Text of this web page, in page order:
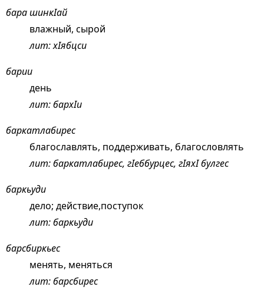
бара шинкIай
влажный, сырой
лит: хIябцси
барии
день
лит: бархIи
баркатлабирес
благославлять, поддерживать, благословлять
лит: баркатлабирес, гIеббурцес, гIяхI булгес
баркьуди
дело; действие,поступок
лит: баркьуди
барсбиркьес
менять, меняться
лит: барсбирес